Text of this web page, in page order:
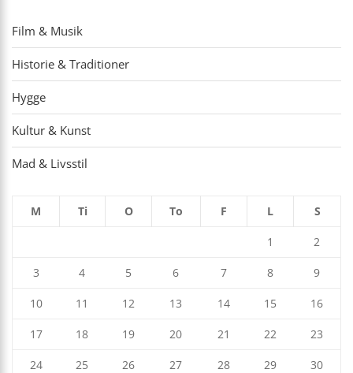
Film & Musik
Historie & Traditioner
Hygge
Kultur & Kunst
Mad & Livsstil
M Ti O To F L S
1 2
3 4 5 6 7 8 9
10 11 12 13 14 15 16
17 18 19 20 21 22 23
24 25 26 27 28 29 30